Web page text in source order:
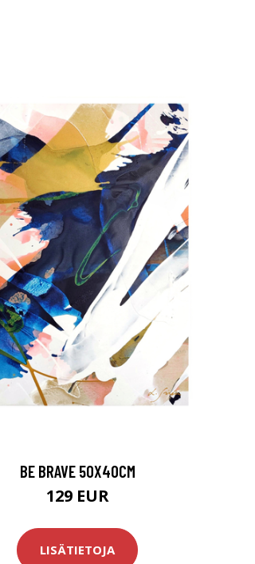
BE BRAVE 50X40CM
129 EUR
LISÄTIETOJA